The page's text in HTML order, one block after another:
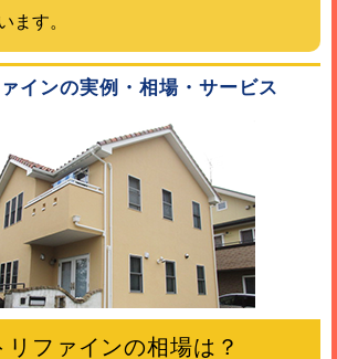
ます。
インの実例・相場・サービス
リファインの相場は？